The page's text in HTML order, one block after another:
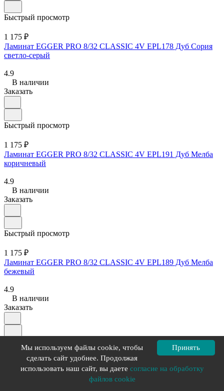
Быстрый просмотр
1 175 ₽
Ламинат EGGER PRO 8/32 CLASSIC 4V EPL178 Дуб Сория
светло-серый
4.9
В наличии
Заказать
Быстрый просмотр
1 175 ₽
Ламинат EGGER PRO 8/32 CLASSIC 4V EPL191 Дуб Мелба
коричневый
4.9
В наличии
Заказать
Быстрый просмотр
1 175 ₽
Ламинат EGGER PRO 8/32 CLASSIC 4V EPL189 Дуб Мелба
бежевый
4.9
В наличии
Заказать
Ламинат EGGER PRO CLASSIC 8/32 EPL204 Дуб Шерман
Принять
Мы используем файлы cookie, чтобы
сделать сайт удобнее. Продолжая
использовать наш сайт, вы даете согласие на обработку
файлов cookie